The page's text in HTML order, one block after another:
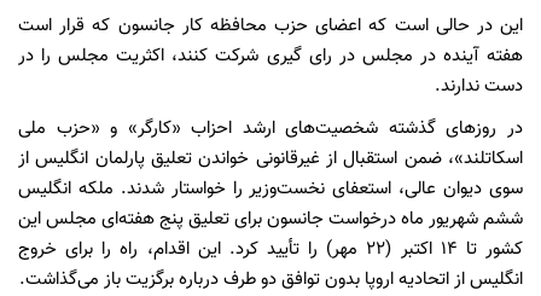
این در حالی است که اعضای حزب محافظه کار جانسون که قرار است
هفته آینده در مجلس در رای گیری شرکت کنند، اکثریت مجلس را در
دست ندارند.
در روزهای گذشته شخصیت‌های ارشد احزاب «کارگر» و «حزب ملی
اسکاتلند»، ضمن استقبال از غیرقانونی خواندن تعلیق پارلمان انگلیس از
سوی دیوان عالی، استعفای نخست‌وزیر را خواستار شدند. ملکه انگلیس
ششم شهریور ماه درخواست جانسون برای تعلیق پنج هفته‌ای مجلس این
کشور تا ۱۴ اکتبر (۲۲ مهر) را تأیید کرد. این اقدام، راه را برای خروج
انگلیس از اتحادیه اروپا بدون توافق دو طرف درباره برگزیت باز می‌گذاشت.